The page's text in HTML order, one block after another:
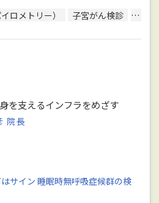
ロメトリー）
子宮がん検診 子宮
を支えるインフラをめざす
院長
サイン 睡眠時無呼吸症候群の検